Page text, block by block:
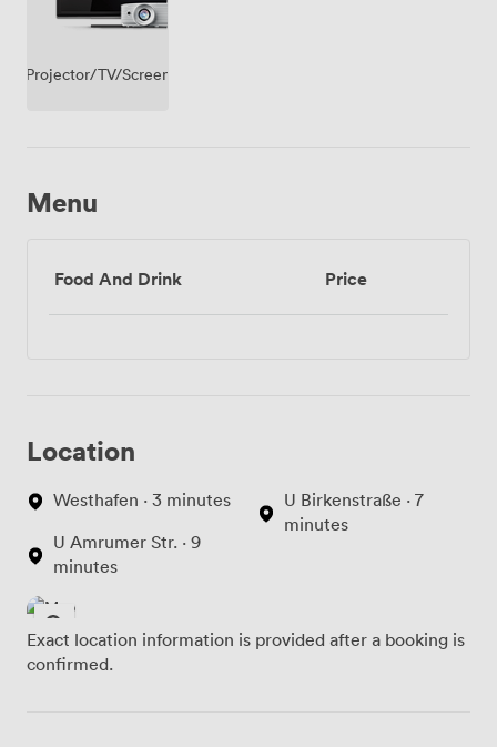
Projector/TV/Screen
Menu
Food And Drink Price
Location
Westhafen · 3 minutes
U Amrumer Str. · 9
minutes
U Birkenstraße · 7
minutes
Exact location information is provided after a booking is
confirmed.